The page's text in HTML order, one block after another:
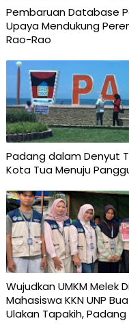
Pembaruan Database
Upaya Mendukung
Rao-Rao
Padang dalam Denyut
Kota Tua Menuju
Wujudkan UMKM Melek
Mahasiswa KKN UNP
Ulakan Tapakih, Padang